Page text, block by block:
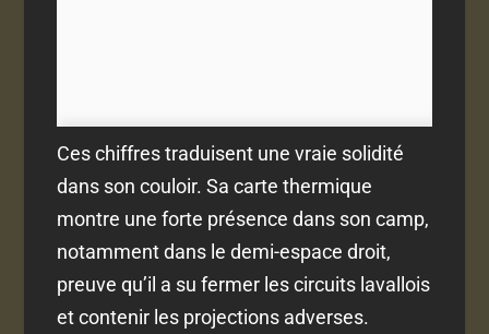
Ces chiffres traduisent une vraie solidité
dans son couloir. Sa carte thermique
montre une forte présence dans son camp,
notamment dans le demi-espace droit,
preuve qu’il a su fermer les circuits lavallois
et contenir les projections adverses.